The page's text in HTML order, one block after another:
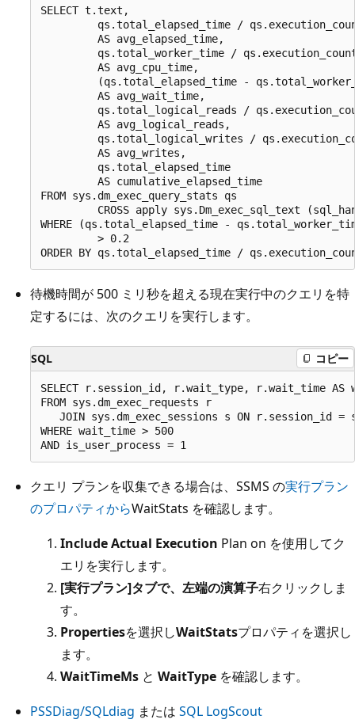
SELECT t.text,
qs.total_elapsed_time /
         AS avg_elapsed_time,
qs.total_worker_time /
         AS avg_cpu_time,
(qs.total_elapsed_time -
         AS avg_wait_time,
qs.total_logical_reads /
         AS avg_logical_reads,
qs.total_logical_writes /
         AS avg_writes,
         qs.total_elapsed_time
         AS cumulative_elapsed_time
FROM sys.dm_exec_query_stats qs
CROSS apply sys.Dm_exec_sql_text
WHERE (qs.total_elapsed_time -
         > 0.2
待機時間が 500 ミリ秒を超える現在実行中のクエリを特
定するには、次のクエリを実行します。
SQL コピー
SELECT r.session_id, r.wait_type, r.wait_time AS
FROM sys.dm_exec_requests r
JOIN sys.dm_exec_sessions s ON r.session_id =
WHERE wait_time > 500
クエリ プランを収集できる場合は、SSMS の実行プラン
のプロパティからWaitStats を確認します。
Include Actual Execution Plan on を使用してク
エリを実行します。
[実行プラン]タブで、左端の演算子右クリックしま
す。
Propertiesを選択しWaitStatsプロパティを選択し
ます。
WaitTimeMs と WaitType を確認します。
PSSDiag/SQLdiag または SQL LogScout